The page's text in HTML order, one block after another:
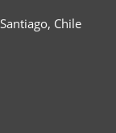
Chile